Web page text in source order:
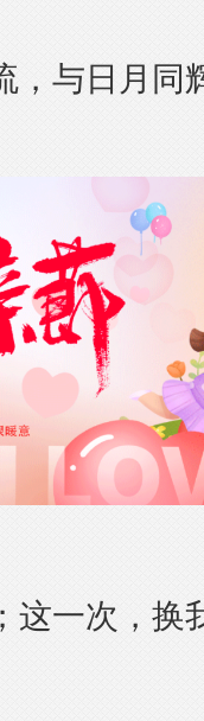
，与日月同
这一次，换